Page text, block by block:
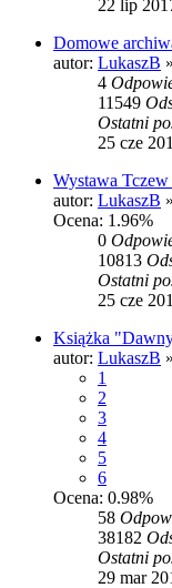
22 lip
Domowe
autor: LukaszB »
4
11549
Ostatni
25 cze
Wystawa
autor: LukaszB »
Ocena: 1.96%
0
10813
Ostatni
25 cze
Książka
autor: LukaszB »
1
2
3
4
5
6
Ocena: 0.98%
58
38182
Ostatni
29 mar